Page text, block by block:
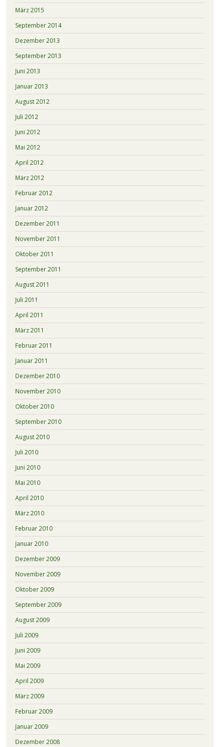
März 2015
September 2014
Dezember 2013
September 2013
Juni 2013
Januar 2013
August 2012
Juli 2012
Juni 2012
Mai 2012
April 2012
März 2012
Februar 2012
Januar 2012
Dezember 2011
November 2011
Oktober 2011
September 2011
August 2011
Juli 2011
April 2011
März 2011
Februar 2011
Januar 2011
Dezember 2010
November 2010
Oktober 2010
September 2010
August 2010
Juli 2010
Juni 2010
Mai 2010
April 2010
März 2010
Februar 2010
Januar 2010
Dezember 2009
November 2009
Oktober 2009
September 2009
August 2009
Juli 2009
Juni 2009
Mai 2009
April 2009
März 2009
Februar 2009
Januar 2009
Dezember 2008